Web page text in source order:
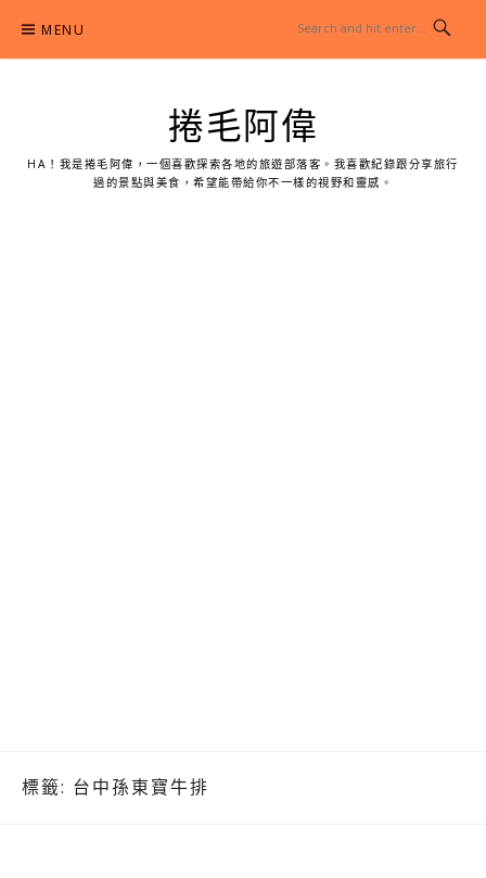
content
MENU
捲毛阿偉
HA！我是捲毛阿偉，一個喜歡探索各地的旅遊部落客。我喜歡紀錄跟分享旅行
過的景點與美食，希望能帶給你不一樣的視野和靈感。
標籤: 台中孫東寶牛排